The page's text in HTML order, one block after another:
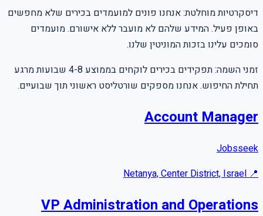
דיסקרטיות מוחלטת: אנחנו פונים למועמדים בכירים שלא מחפשים
באופן פעיל. המידע שלהם לא מועבר ללא אישורם. מועמדים
סומכים עלינו בזכות המוניטין שלנו.
זמני השמה: תפקידים בכירים לוקחים בממוצע 4-8 שבועות מרגע
תחילת החיפוש. אנחנו מספקים שורטליסט ראשוני תוך שבועיים.
Account Manager
Jobsseek
📍
Netanya, Center District, Israel
VP Administration and Operations